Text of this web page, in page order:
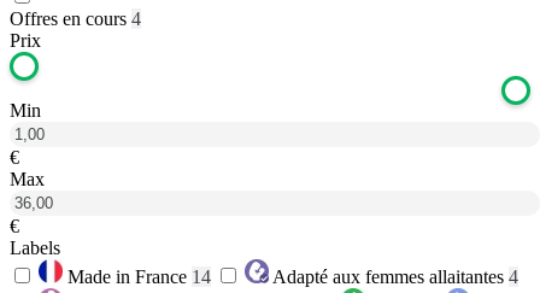
Offres en cours 4
Prix
Min
€
Max
€
Labels
Made in France 14 Adapté aux femmes allaitantes 4